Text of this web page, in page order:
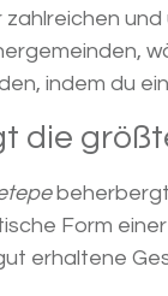
indem du
die
beherbergt
Form
erhaltene